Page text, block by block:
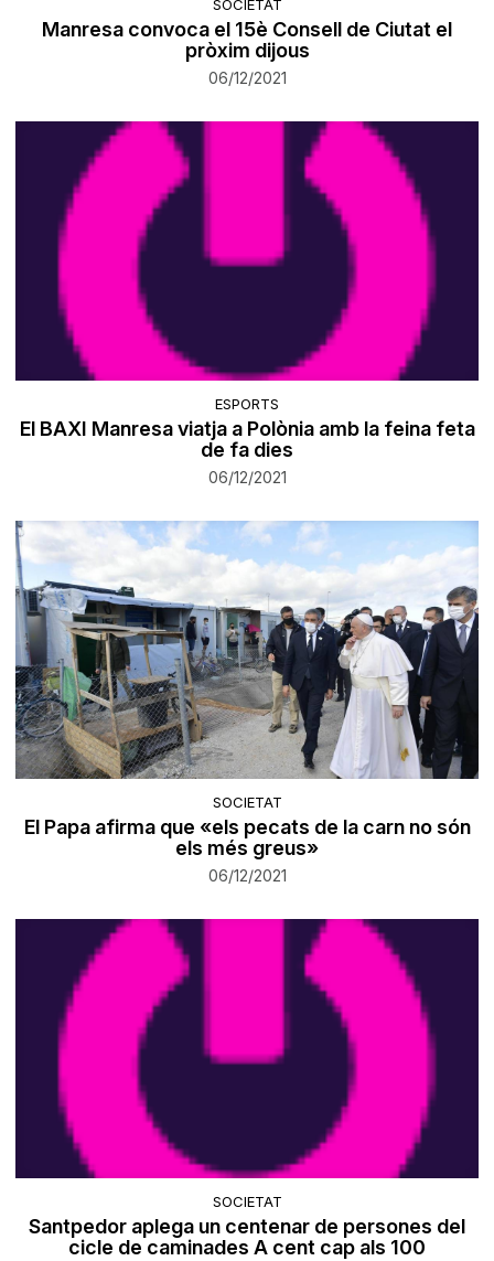
SOCIETAT
Manresa convoca el 15è Consell de Ciutat el
pròxim dijous
06/12/2021
ESPORTS
El BAXI Manresa viatja a Polònia amb la feina feta
de fa dies
06/12/2021
SOCIETAT
El Papa afirma que «els pecats de la carn no són
els més greus»
06/12/2021
SOCIETAT
Santpedor aplega un centenar de persones del
cicle de caminades A cent cap als 100